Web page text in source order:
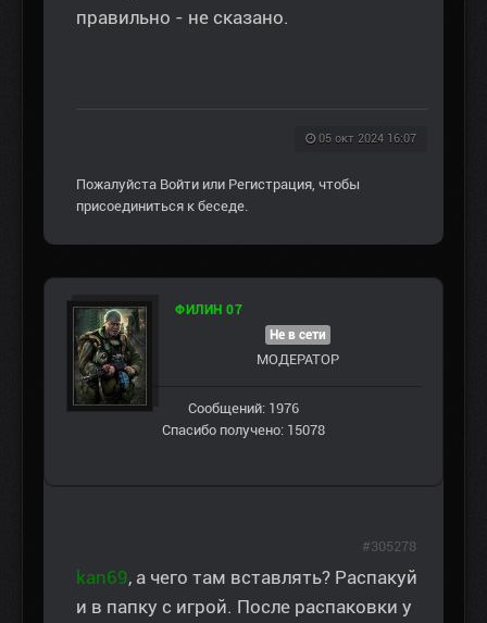
правильно - не сказано.
05 окт 2024 16:07
Пожалуйста Войти или Регистрация , чтобы
присоединиться к беседе.
ФИЛИН 07
Не в сети
МОДЕРАТОР
Сообщений: 1976
Спасибо получено: 15078
kan69, а чего там вставлять? Распакуй
и в папку с игрой. После распаковки у
#305278